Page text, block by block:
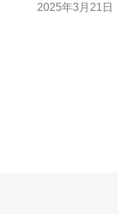
的SEO。 站群服务器DNS是一种技术，通过在多个不同的
2025年3月21日